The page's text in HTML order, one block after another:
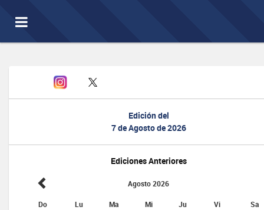
Toggle
navigation
Edición del
7 de Agosto de 2026
Ediciones Anteriores
Agosto 2026
Do Lu Ma Mi Ju Vi Sa